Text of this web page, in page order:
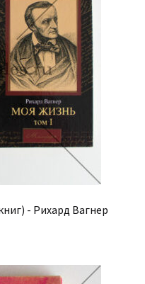
- Рихард Вагнер